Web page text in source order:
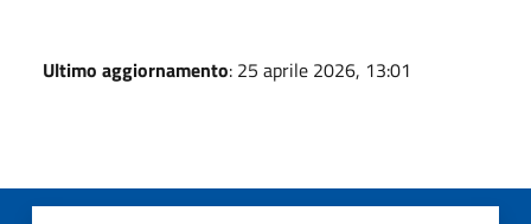
Ultimo aggiornamento: 25 aprile 2026, 13:01